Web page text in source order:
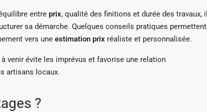
entre prix, qualité des finitions et durée des travaux, il
sa démarche. Quelques conseils pratiques permettent
vers une estimation prix réaliste et personnalisée.
venir évite les imprévus et favorise une relation
artisans locaux.
?